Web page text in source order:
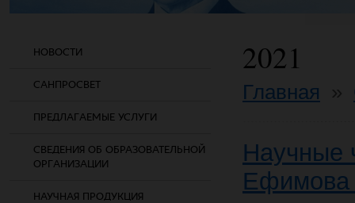
НОВОСТИ
САНПРОСВЕТ
ПРЕДЛАГАЕМЫЕ УСЛУГИ
СВЕДЕНИЯ ОБ ОБРАЗОВАТЕЛЬНОЙ
ОРГАНИЗАЦИИ
НАУЧНАЯ ПРОДУКЦИЯ
2021
Главная
Научные